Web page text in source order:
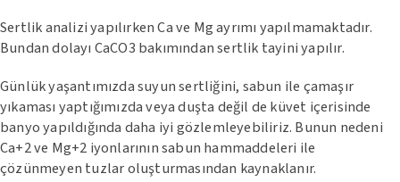
Sertlik analizi yapılırken Ca ve Mg ayrımı yapılmamaktadır.
Bundan dolayı CaCO3 bakımından sertlik tayini yapılır.
Günlük yaşantımızda suyun sertliğini, sabun ile çamaşır
yıkaması yaptığımızda veya duşta değil de küvet içerisinde
banyo yapıldığında daha iyi gözlemleyebiliriz. Bunun nedeni
Ca+2 ve Mg+2 iyonlarının sabun hammaddeleri ile
çözünmeyen tuzlar oluşturmasından kaynaklanır.